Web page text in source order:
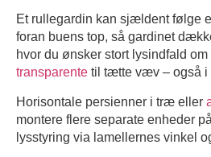
Et rullegardin kan sjældent følge
foran buens top, så gardinet
hvor du ønsker stort lysindfald
transparente til tætte væv – også i
Horisontale persienner i træ eller
montere flere separate enheder
lysstyring via lamellernes vinkel